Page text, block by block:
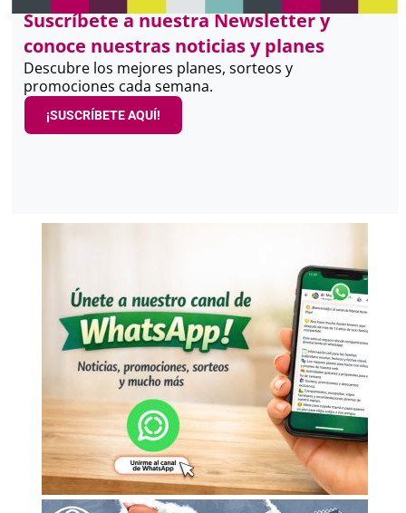
Suscríbete a nuestra Newsletter y
conoce nuestras noticias y planes
Descubre los mejores planes, sorteos y
promociones cada semana.
¡SUSCRÍBETE AQUÍ!